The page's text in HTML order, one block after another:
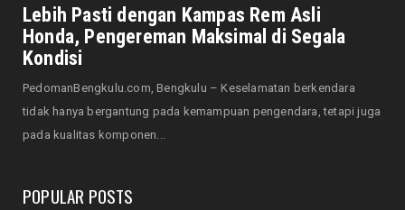
Momen HUT RI dan Maulid Nabi, BMA Kota
Bengkulu Sambut Baik ...
Sambut Kemeriahan HUT RI, Ini Arahan
Kapolres Lebong
Lebih Pasti dengan Kampas Rem Asli
Honda, Pengereman Maksimal di Segala
Kondisi
PedomanBengkulu.com, Bengkulu – Keselamatan berkendara
tidak hanya bergantung pada kemampuan pengendara, tetapi juga
pada kualitas komponen...
POPULAR POSTS